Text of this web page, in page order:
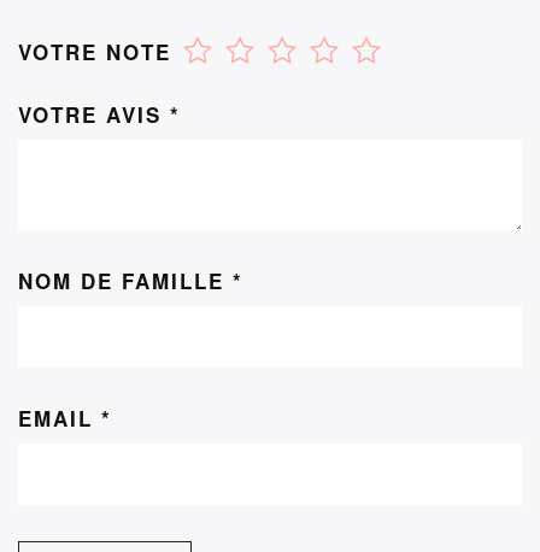
VOTRE NOTE
VOTRE AVIS *
NOM DE FAMILLE *
EMAIL *